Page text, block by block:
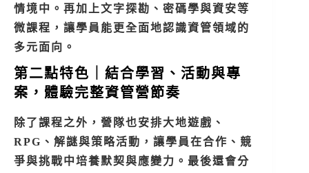
情境中。再加上文字探勘、密碼學與資安等
微課程，讓學員能更全面地認識資管領域的
多元面向。
第二點特色｜結合學習、活動與專
案，體驗完整資管營節奏
除了課程之外，營隊也安排大地遊戲、
RPG、解謎與策略活動，讓學員在合作、競
爭與挑戰中培養默契與應變力。最後還會分